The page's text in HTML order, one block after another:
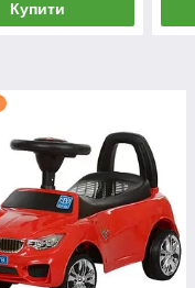
Купити